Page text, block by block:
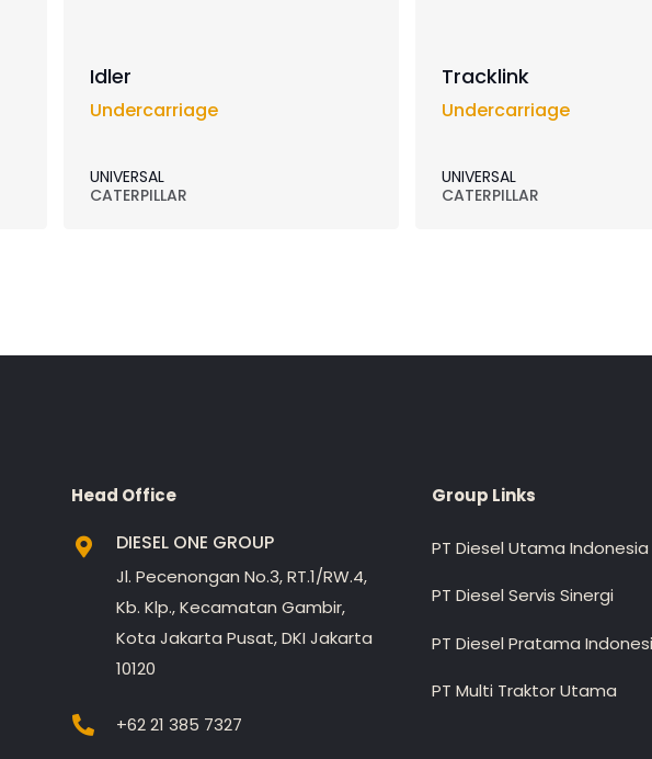
Idler
Undercarriage
UNIVERSAL
CATERPILLAR
Tracklink
Undercarriage
UNIVERSAL
CATERPILLAR
Head Office
DIESEL ONE GROUP
Jl. Pecenongan No.3, RT.1/RW.4,
Kb. Klp., Kecamatan Gambir,
Kota Jakarta Pusat, DKI Jakarta
10120
+62 21 385 7327
Group Links
PT Diesel Utama Indonesia
PT Diesel Servis Sinergi
PT Diesel Pratama
PT Multi Traktor Utama